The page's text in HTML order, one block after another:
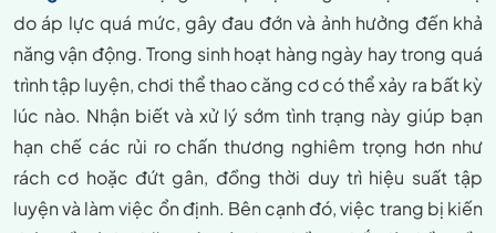
do áp lực quá mức, gây đau đớn và ảnh hưởng đến khả
năng vận động. Trong sinh hoạt hàng ngày hay trong quá
trình tập luyện, chơi thể thao căng cơ có thể xảy ra bất kỳ
lúc nào. Nhận biết và xử lý sớm tình trạng này giúp bạn
hạn chế các rủi ro chấn thương nghiêm trọng hơn như
rách cơ hoặc đứt gân, đồng thời duy trì hiệu suất tập
luyện và làm việc ổn định. Bên cạnh đó, việc trang bị kiến